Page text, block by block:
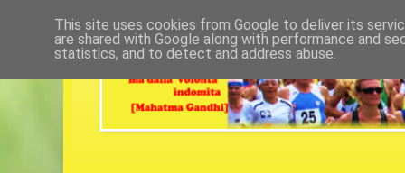
This site uses cookies from Google to deliver its
are shared with Google along with performance and
statistics, and to detect and address abuse.